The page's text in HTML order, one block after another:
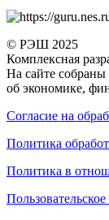
© РЭШ 2025
Комплексная
На сайте
об экономике,
Согласие на
Политика
Политика в